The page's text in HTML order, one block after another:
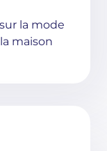
la mode
maison